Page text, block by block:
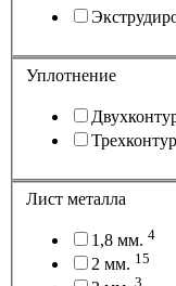
Уплотнение
Лист металла
1,8 мм. 4
2 мм. 15
3